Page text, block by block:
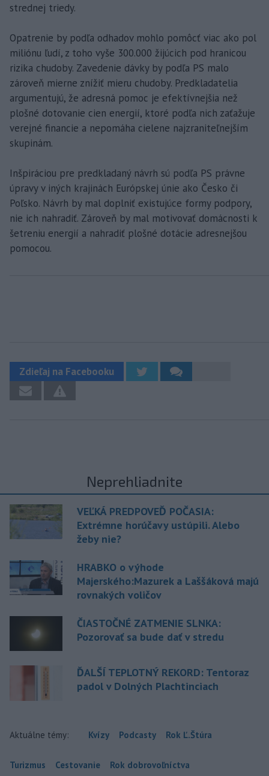
strednej triedy.
Opatrenie by podľa odhadov mohlo pomôcť viac ako pol
miliónu ľudí, z toho vyše 300.000 žijúcich pod hranicou
rizika chudoby. Zavedenie dávky by podľa PS malo
zároveň mierne znížiť mieru chudoby. Predkladatelia
argumentujú, že adresná pomoc je efektívnejšia než
plošné dotovanie cien energií, ktoré podľa nich zaťažuje
verejné financie a nepomáha cielene najzraniteľnejším
skupinám.
Inšpiráciou pre predkladaný návrh sú podľa PS právne
úpravy v iných krajinách Európskej únie ako Česko či
Poľsko. Návrh by mal doplniť existujúce formy podpory,
nie ich nahradiť. Zároveň by mal motivovať domácnosti k
šetreniu energií a nahradiť plošné dotácie adresnejšou
pomocou.
Zdieľaj na Facebooku
Neprehliadnite
VEĽKÁ PREDPOVEĎ POČASIA:
Extrémne horúčavy ustúpili. Alebo
žeby nie?
HRABKO o výhode
Majerského:Mazurek a Laššáková majú
rovnakých voličov
ČIASTOČNÉ ZATMENIE SLNKA:
Pozorovať sa bude dať v stredu
ĎALŠÍ TEPLOTNÝ REKORD: Tentoraz
padol v Dolných Plachtinciach
Aktuálne témy: Kvízy Podcasty Rok Ľ.Štúra
Turizmus Cestovanie Rok dobrovoľníctva